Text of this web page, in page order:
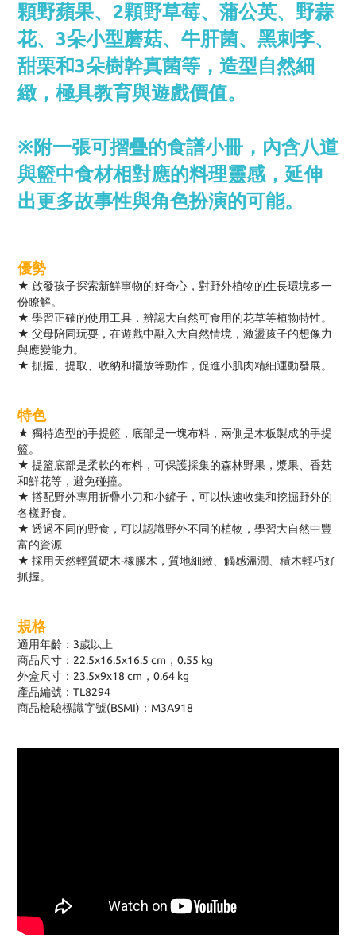
顆野蘋果、2顆野草莓、蒲公英、野蒜
花、3朵小型蘑菇、牛肝菌、黑刺李、
甜栗和3朵樹幹真菌等，造型自然細
緻，極具教育與遊戲價值。
※附一張可摺疊的食譜小冊，內含八道
與籃中食材相對應的料理靈感，延伸
出更多故事性與角色扮演的可能。
優勢
★ 啟發孩子探索新鮮事物的好奇心，對野外植物的生長環境多一
份瞭解。
★ 學習正確的使用工具，辨認大自然可食用的花草等植物特性。
★ 父母陪同玩耍，在遊戲中融入大自然情境，激盪孩子的想像力
與應變能力。
★ 抓握、提取、收納和擺放等動作，促進小肌肉精細運動發展。
特色
★ 獨特造型的手提籃，底部是一塊布料，兩側是木板製成的手提
籃。
★ 提籃底部是柔軟的布料，可保護採集的森林野果，漿果、香菇
和鮮花等，避免碰撞。
★ 搭配野外專用折疊小刀和小鏟子，可以快速收集和挖掘野外的
各樣野食。
★ 透過不同的野食，可以認識野外不同的植物，學習大自然中豐
富的資源
★ 採用天然輕質硬木-橡膠木，質地細緻、觸感溫潤、積木輕巧好
抓握。
規格
適用年齡：3歲以上
商品尺寸：22.5x16.5x16.5 cm，0.55 kg
外盒尺寸：23.5x9x18 cm，0.64 kg
產品編號：TL8294
商品檢驗標識字號(BSMI)：M3A918